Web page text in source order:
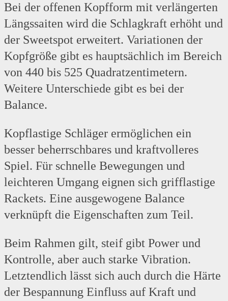
Bei der offenen Kopfform mit verlängerten
Längssaiten wird die Schlagkraft erhöht und
der Sweetspot erweitert. Variationen der
Kopfgröße gibt es hauptsächlich im Bereich
von 440 bis 525 Quadratzentimetern.
Weitere Unterschiede gibt es bei der
Balance.
Kopflastige Schläger ermöglichen ein
besser beherrschbares und kraftvolleres
Spiel. Für schnelle Bewegungen und
leichteren Umgang eignen sich grifflastige
Rackets. Eine ausgewogene Balance
verknüpft die Eigenschaften zum Teil.
Beim Rahmen gilt, steif gibt Power und
Kontrolle, aber auch starke Vibration.
Letztendlich lässt sich auch durch die Härte
der Bespannung Einfluss auf Kraft und